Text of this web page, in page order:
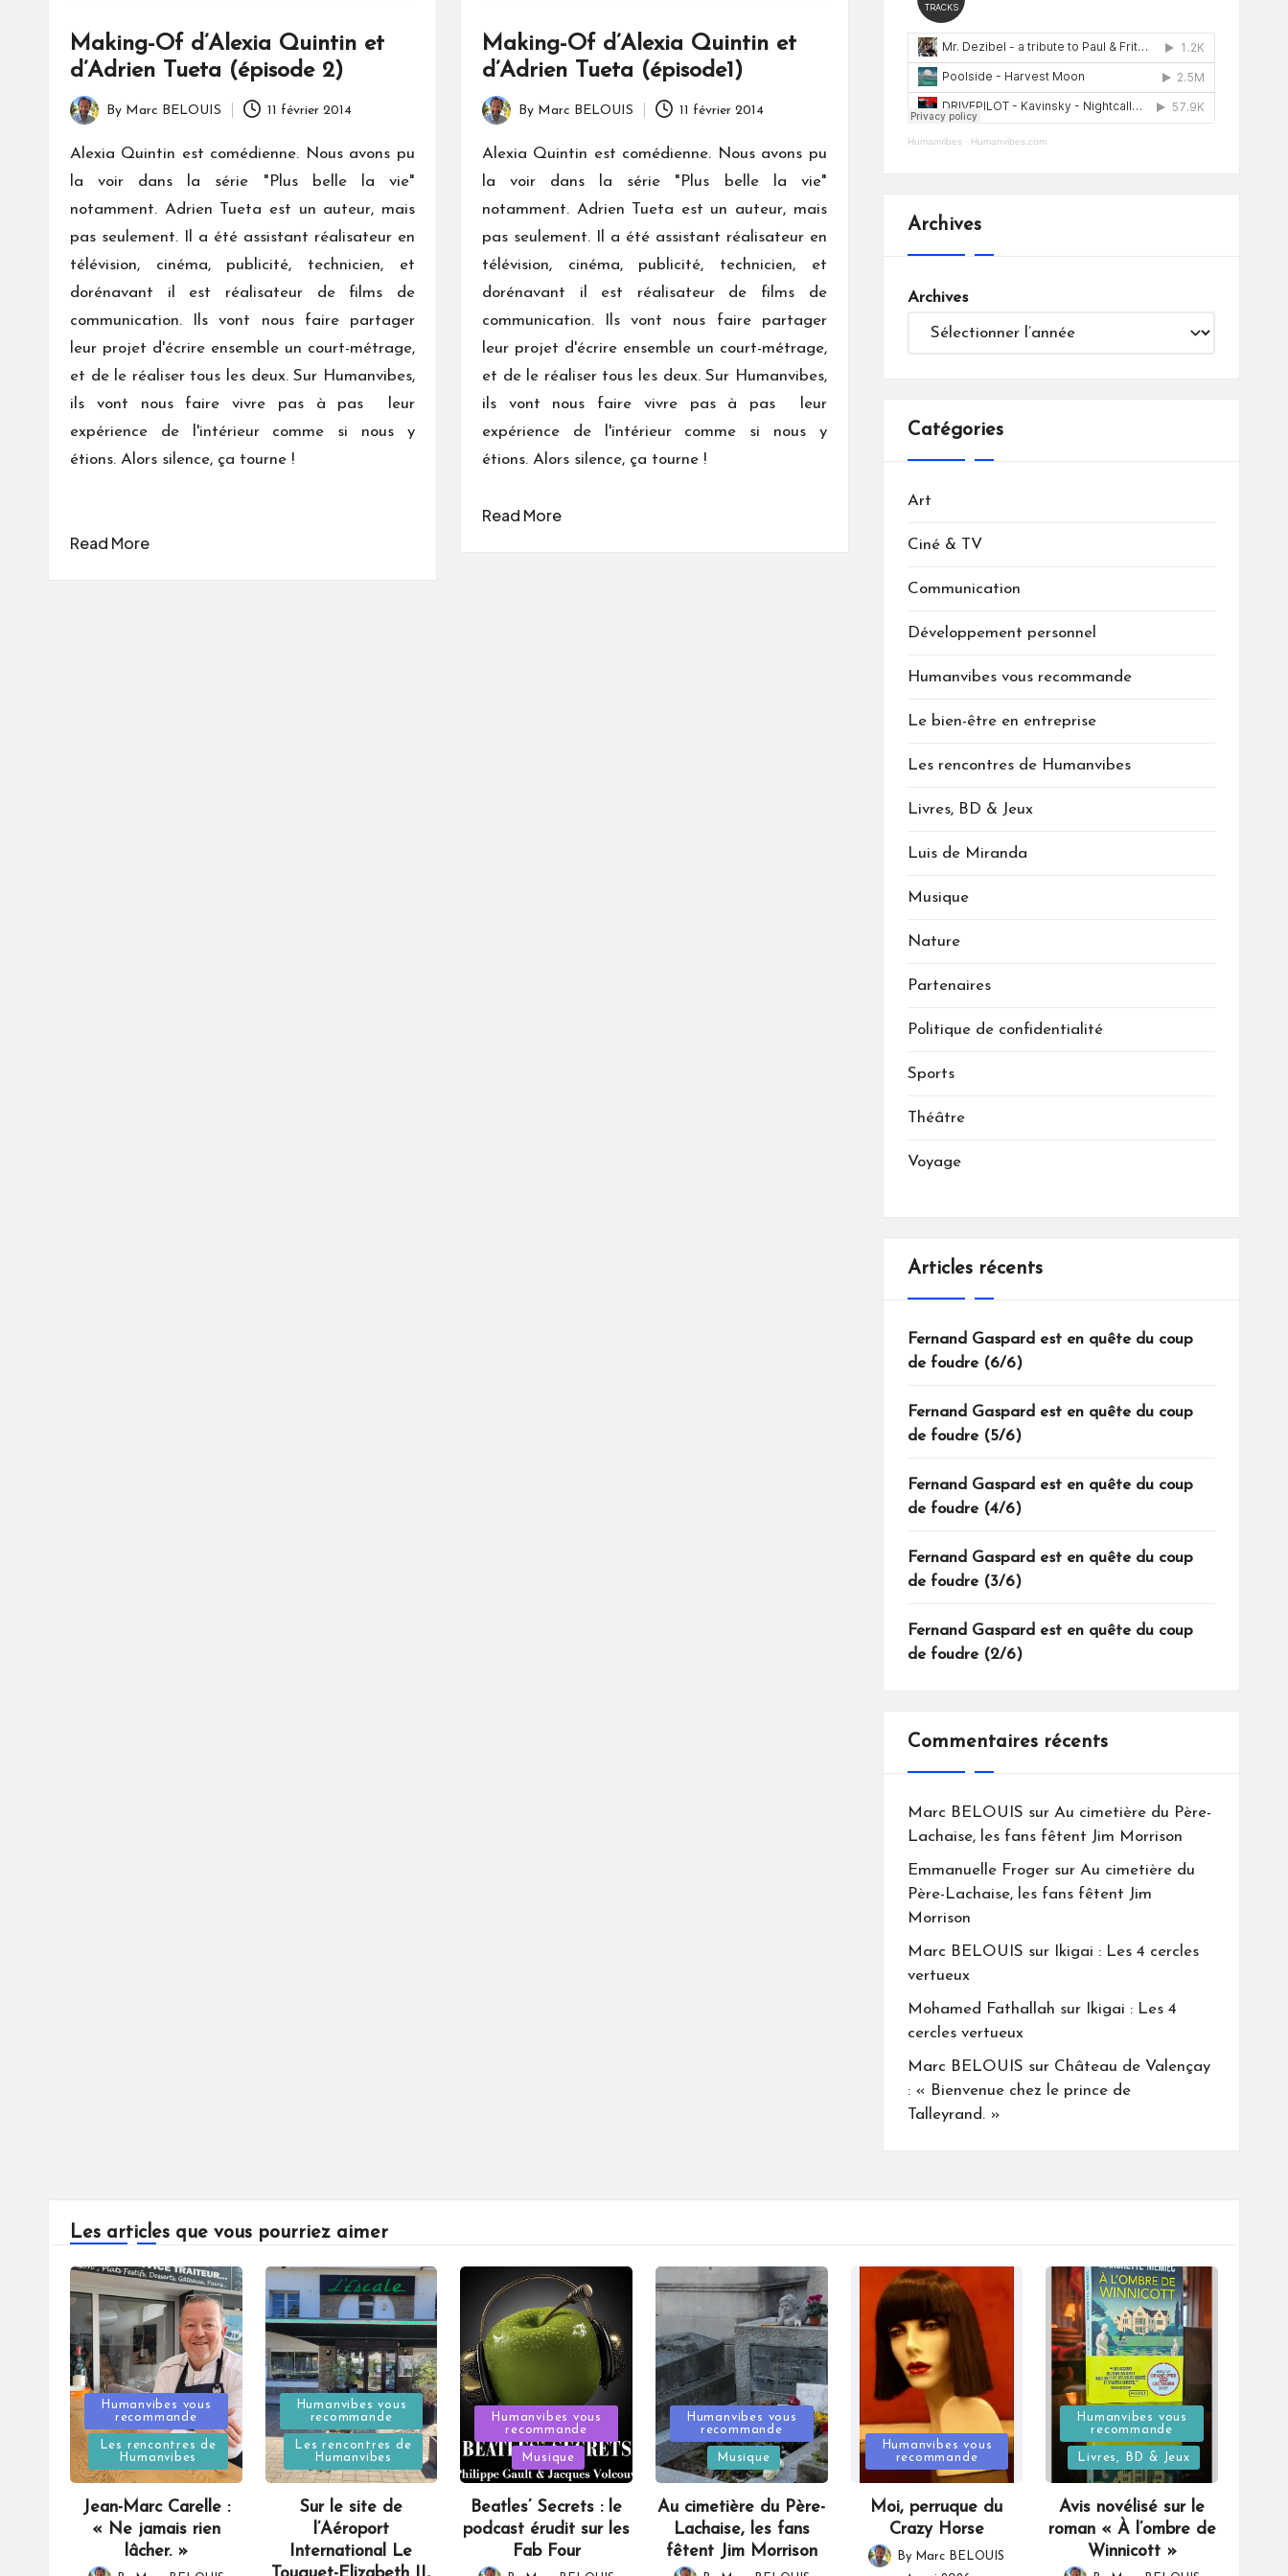
Making-Of d’Alexia Quintin et
d’Adrien Tueta (épisode 2)
Posted
by
By Marc BELOUIS 11 février 2014
Alexia Quintin est comédienne. Nous avons pu
la voir dans la série "Plus belle la vie"
notamment. Adrien Tueta est un auteur, mais
pas seulement. Il a été assistant réalisateur en
télévision, cinéma, publicité, technicien, et
dorénavant il est réalisateur de films de
communication. Ils vont nous faire partager
leur projet d'écrire ensemble un court-métrage,
et de le réaliser tous les deux. Sur Humanvibes,
ils vont nous faire vivre pas à pas leur
expérience de l'intérieur comme si nous y
étions. Alors silence, ça tourne !
Read More
Making-Of d’Alexia Quintin et
d’Adrien Tueta (épisode1)
Posted
by
By Marc BELOUIS 11 février 2014
Alexia Quintin est comédienne. Nous avons pu
la voir dans la série "Plus belle la vie"
notamment. Adrien Tueta est un auteur, mais
pas seulement. Il a été assistant réalisateur en
télévision, cinéma, publicité, technicien, et
dorénavant il est réalisateur de films de
communication. Ils vont nous faire partager
leur projet d'écrire ensemble un court-métrage,
et de le réaliser tous les deux. Sur Humanvibes,
ils vont nous faire vivre pas à pas leur
expérience de l'intérieur comme si nous y
étions. Alors silence, ça tourne !
Read More
Humanvibes· Humanvibes.com
Archives
Archives
Catégories
Art
Ciné & TV
Communication
Développement personnel
Humanvibes vous recommande
Le bien-être en entreprise
Les rencontres de Humanvibes
Livres, BD & Jeux
Luis de Miranda
Musique
Nature
Partenaires
Politique de confidentialité
Sports
Théâtre
Voyage
Articles récents
Fernand Gaspard est en quête du coup
de foudre (6/6)
Fernand Gaspard est en quête du coup
de foudre (5/6)
Fernand Gaspard est en quête du coup
de foudre (4/6)
Fernand Gaspard est en quête du coup
de foudre (3/6)
Fernand Gaspard est en quête du coup
de foudre (2/6)
Commentaires récents
Marc BELOUIS sur Au cimetière du Père-
Lachaise, les fans fêtent Jim Morrison
Emmanuelle Frogersur Au cimetière du
Père-Lachaise, les fans fêtent Jim
Morrison
Marc BELOUIS sur
Ikigai : Les 4 cercles
vertueux
Mohamed Fathallah sur
Ikigai : Les 4
cercles vertueux
Marc BELOUIS sur Château de Valençay
: « Bienvenue chez le prince de
Talleyrand. »
Les articles que vous pourriez aimer
Posted
in
Humanvibes vous
recommande
Les rencontres de
Humanvibes
Jean-Marc Carelle :
« Ne jamais rien
lâcher. »
Posted
in
Humanvibes vous
recommande
Les rencontres de
Humanvibes
Sur le site de
l’Aéroport
International Le
Posted
in
Humanvibes vous
recommande
Musique
Beatles’ Secrets : le
podcast érudit sur les
Fab Four
Posted
in
Humanvibes vous
recommande
Musique
Au cimetière du Père-
Lachaise, les fans
fêtent Jim Morrison
Posted
in
Humanvibes vous
recommande
Moi, perruque du
Crazy Horse
Posted
By Marc BELOUIS
Posted
in
Humanvibes vous
recommande
Livres, BD & Jeux
Avis novélisé sur le
roman « À l’ombre de
Winnicott »